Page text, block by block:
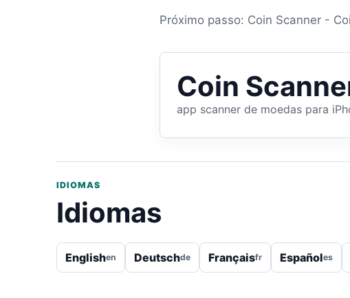
Próximo passo: Coin Scanner -
Coin
app scanner de moedas para
IDIOMAS
Idiomas
Englishen Deutschde Françaisfr Españoles